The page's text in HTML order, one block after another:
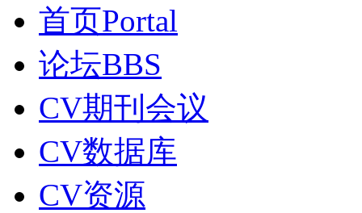
首页Portal
论坛BBS
CV期刊会议
CV数据库
CV资源